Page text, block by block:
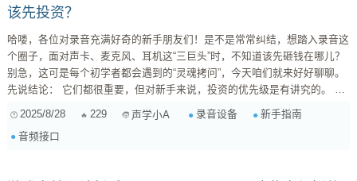
该先投资？
哈喽，各位对录音充满好奇的新手朋友们！是不是常常纠结，想踏入录音这
个圈子，面对声卡、麦克风、耳机这“三巨头”时，不知道该先砸钱在哪儿？
别急，这可是每个初学者都会遇到的“灵魂拷问”，今天咱们就来好好聊聊。
先说结论： 它们都很重要，但对新手来说，投资的优先级是有讲究的。 我
会把它们比作盖房子，让你更好地理解它们的角色和关系。 1. 音频接口
（也就是你说的“声卡”）：地基与水电，基础中的基础！ 很多人以为声卡就
是个让电脑出声的，那可就小瞧它了！在专业录音领域，我们更习惯称之为
2025/8/28 229 声学小A 录音设备
新手指南
音频接口